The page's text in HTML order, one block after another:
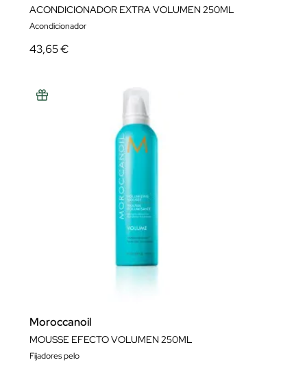
ACONDICIONADOR EXTRA VOLUMEN 250ML
Acondicionador
43,65 €
Moroccanoil
MOUSSE EFECTO VOLUMEN 250ML
Fijadores pelo